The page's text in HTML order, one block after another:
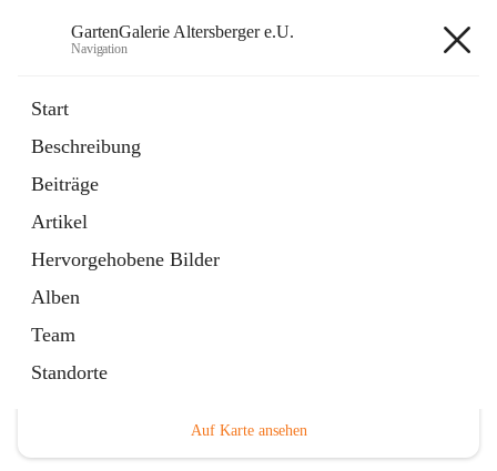
GartenGalerie Altersberger e.U.
Navigation
Start
Beschreibung
Beiträge
Artikel
Hervorgehobene Bilder
Alben
Team
Standorte
Externe Webseite
in
Tab
Auf Karte ansehen